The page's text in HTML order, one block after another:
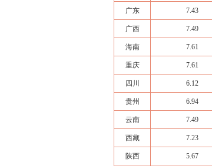
广东 7.43
广西 7.49
海南 7.61
重庆 7.61
四川 6.12
贵州 6.94
云南 7.49
西藏 7.23
陕西 5.67